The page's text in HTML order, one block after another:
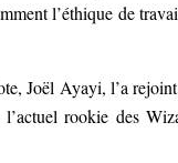
l’éthique de
Joël Ayayi, l’a
rookie des